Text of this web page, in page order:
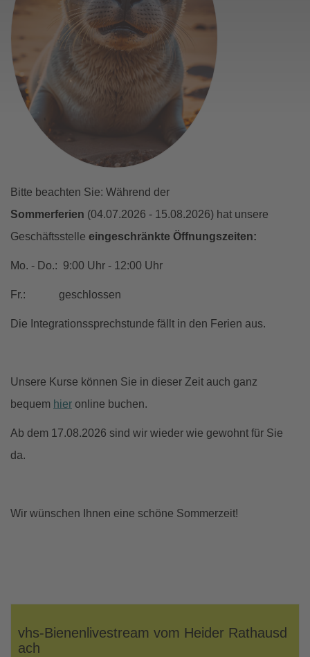
Bitte beachten Sie: Während der
Sommerferien (04.07.2026 - 15.08.2026) hat unsere
Geschäftsstelle eingeschränkte Öffnungszeiten:
Mo. - Do.: 9:00 Uhr - 12:00 Uhr
Fr.: geschlossen
Die Integrationssprechstunde fällt in den Ferien aus.
Unsere Kurse können Sie in dieser Zeit auch ganz
bequem hier online buchen.
Ab dem 17.08.2026 sind wir wieder wie gewohnt für Sie
da.
Wir wünschen Ihnen eine schöne Sommerzeit!
vhs-Bienenlivestream vom Heider Rathausd
ach